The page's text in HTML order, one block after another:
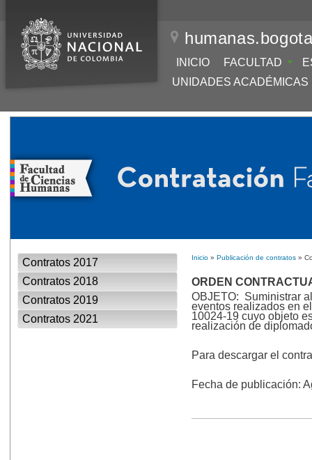
INICIO FACULTAD
UNIDADES ACADÉMICAS
Contratos 2017
Contratos 2018
Contratos 2019
Contratos 2021
Inicio » Publicación de contratos »
ORDEN
OBJETO: Suministrar
eventos realizados en
10024-19 cuyo objeto
realización de
Para descargar el
Fecha de publicación: